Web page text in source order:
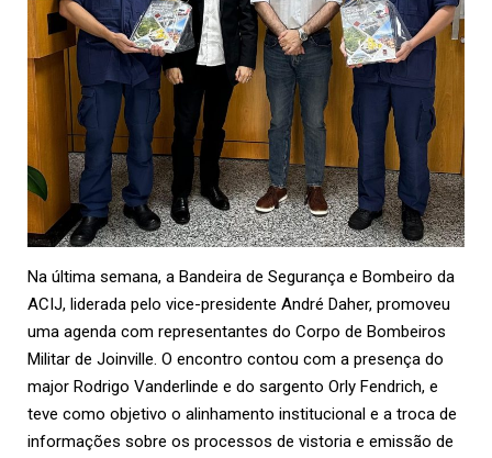
Na última semana, a Bandeira de Segurança e Bombeiro da
ACIJ, liderada pelo vice-presidente André Daher, promoveu
uma agenda com representantes do Corpo de Bombeiros
Militar de Joinville. O encontro contou com a presença do
major Rodrigo Vanderlinde e do sargento Orly Fendrich, e
teve como objetivo o alinhamento institucional e a troca de
informações sobre os processos de vistoria e emissão de